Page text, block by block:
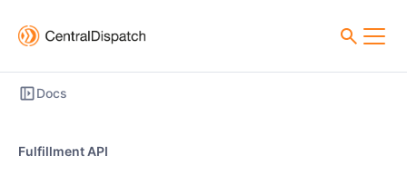
Docs
Fulfillment API